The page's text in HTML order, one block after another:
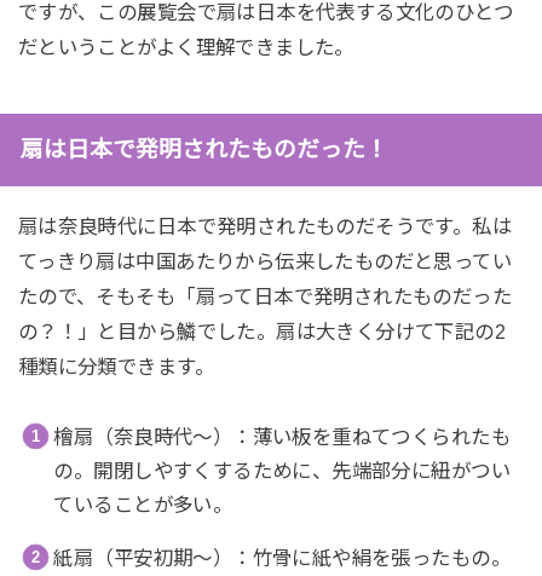
ですが、この展覧会で扇は日本を代表する文化のひとつ
だということがよく理解できました。
扇は日本で発明されたものだった！
扇は奈良時代に日本で発明されたものだそうです。私は
てっきり扇は中国あたりから伝来したものだと思ってい
たので、そもそも「扇って日本で発明されたものだった
の？！」と目から鱗でした。扇は大きく分けて下記の2
種類に分類できます。
檜扇（奈良時代～）：薄い板を重ねてつくられたも
の。開閉しやすくするために、先端部分に紐がつい
ていることが多い。
紙扇（平安初期～）：竹骨に紙や絹を張ったもの。